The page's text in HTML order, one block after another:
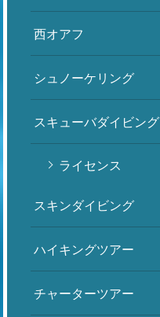
西オアフ
シュノーケリング
スキューバダイビング
ライセンス
スキンダイビング
ハイキングツアー
チャーターツアー